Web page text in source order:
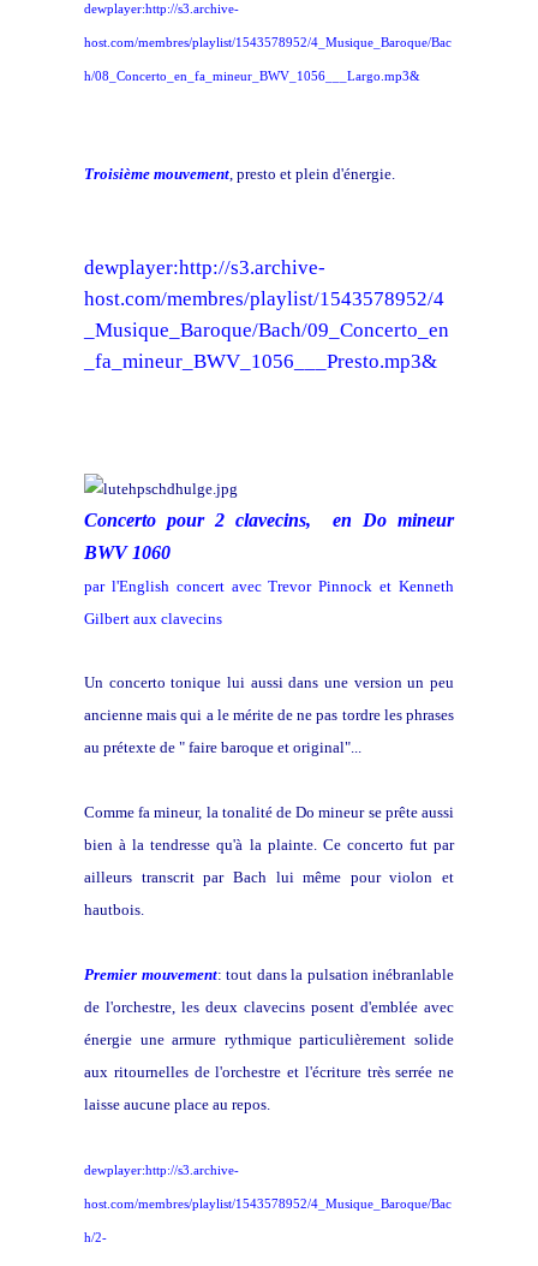
dewplayer:http://s3.archive-
host.com/membres/playlist/1543578952/4_Musique_Baroque/Bac
h/08_Concerto_en_fa_mineur_BWV_1056___Largo.mp3&
Troisième mouvement , presto et plein d'énergie.
dewplayer:http://s3.archive-
host.com/membres/playlist/1543578952/4
_Musique_Baroque/Bach/09_Concerto_en
_fa_mineur_BWV_1056___Presto.mp3&
Concerto pour 2 clavecins, en Do mineur
BWV 1060
par l'English concert avec Trevor Pinnock et Kenneth
Gilbert aux clavecins
Un concerto tonique lui aussi dans une version un peu
ancienne mais qui a le mérite de ne pas tordre les phrases
au prétexte de " faire baroque et original"...
Comme fa mineur, la tonalité de Do mineur se prête aussi
bien à la tendresse qu'à la plainte. Ce concerto fut par
ailleurs transcrit par Bach lui même pour violon et
hautbois.
Premier mouvement: tout dans la pulsation inébranlable
de l'orchestre, les deux clavecins posent d'emblée avec
énergie une armure rythmique particulièrement solide
aux ritournelles de l'orchestre et l'écriture très serrée ne
laisse aucune place au repos.
dewplayer:http://s3.archive-
host.com/membres/playlist/1543578952/4_Musique_Baroque/Bac
h/2-